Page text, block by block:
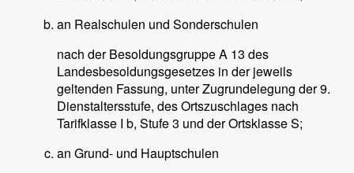
an Realschulen und Sonderschulen
nach der Besoldungsgruppe A 13 des
Landesbesoldungsgesetzes in der jeweils
geltenden Fassung, unter Zugrundelegung der 9.
Dienstaltersstufe, des Ortszuschlages nach
Tarifklasse I b, Stufe 3 und der Ortsklasse S;
an Grund- und Hauptschulen